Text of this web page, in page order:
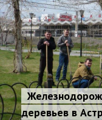
деревьев в